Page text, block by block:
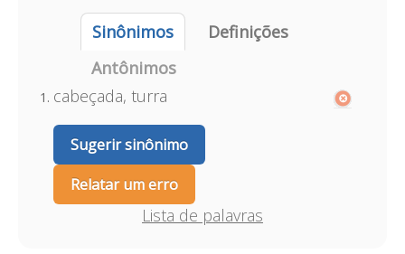
Sinônimos
Definições
Antônimos
cabeçada, turra
Sugerir sinônimo
Relatar um erro
Lista de palavras